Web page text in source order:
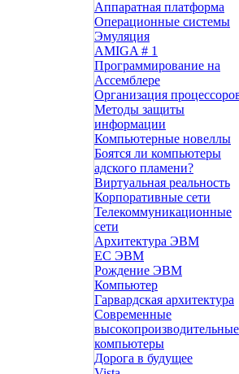
Аппаратная платформа
Операционные системы
Эмуляция
AMIGA # 1
Программирование на
Ассемблере
Организация
Методы защиты
информации
Компьютерные новеллы
Боятся ли компьютеры
адского пламени?
Виртуальная реальность
Корпоративные сети
Телекоммуникационные
сети
Архитектура ЭВМ
ЕС ЭВМ
Рождение ЭВМ
Компьютер
Гарвардская архитектура
Современные
высокопроизводительные
компьютеры
Дорога в будущее